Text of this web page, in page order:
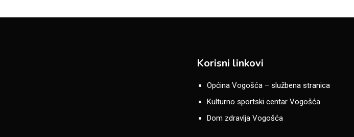
Korisni linkovi
Općina Vogošća – službena stranica
Kulturno sportski centar Vogošća
Dom zdravlja Vogošća